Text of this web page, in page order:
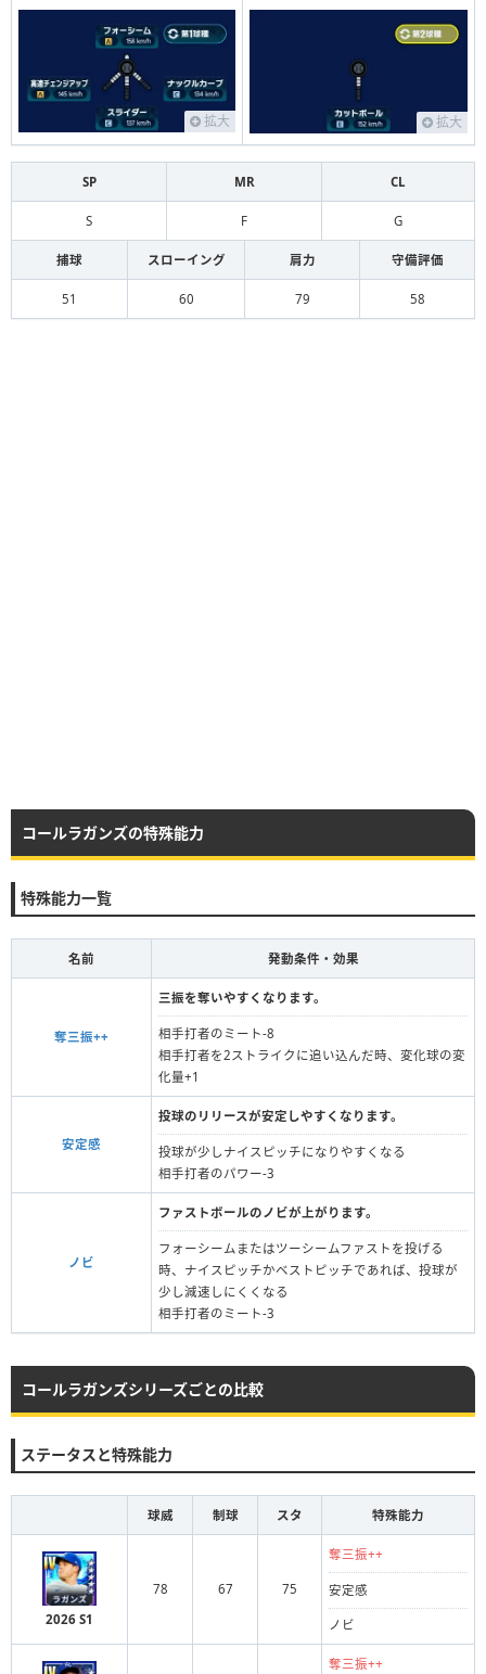
拡大 拡大
SP MR CL
S F G
捕球 スローイング 肩力 守備評価
51 60 79 58
コールラガンズの特殊能力
特殊能力一覧
名前 発動条件・効果
奪三振++
三振を奪いやすくなります。
相手打者のミート-8
相手打者を2ストライクに追い込んだ時、変化球の変
化量+1
安定感
投球のリリースが安定しやすくなります。
投球が少しナイスピッチになりやすくなる
相手打者のパワー-3
ノビ
ファストボールのノビが上がります。
フォーシームまたはツーシームファストを投げる
時、ナイスピッチかベストピッチであれば、投球が
少し減速しにくくなる
相手打者のミート-3
コールラガンズシリーズごとの比較
ステータスと特殊能力
球威 制球 スタ 特殊能力
2026 S1
78 67 75
奪三振++
安定感
ノビ
奪三振++